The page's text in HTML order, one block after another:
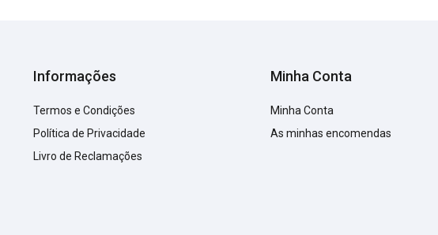
Informações
Termos e Condições
Política de Privacidade
Livro de Reclamações
Minha Conta
Minha Conta
As minhas encomendas